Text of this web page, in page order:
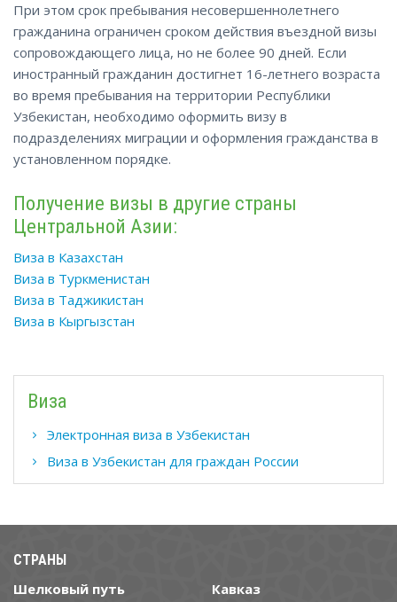
При этом срок пребывания несовершеннолетнего
гражданина ограничен сроком действия въездной визы
сопровождающего лица, но не более 90 дней. Если
иностранный гражданин достигнет 16-летнего возраста
во время пребывания на территории Республики
Узбекистан, необходимо оформить визу в
подразделениях миграции и оформления гражданства в
установленном порядке.
Получение визы в другие страны
Центральной Азии:
Виза в Казахстан
Виза в Туркменистан
Виза в Таджикистан
Виза в Кыргызстан
Виза
Электронная виза в Узбекистан
Виза в Узбекистан для граждан России
СТРАНЫ
Шелковый путь
Кавказ